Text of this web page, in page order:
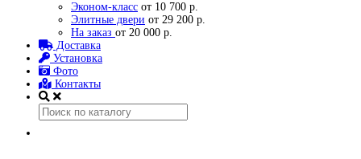
Эконом-класс от 10 700 р.
Элитные двери от 29 200 р.
На заказ от 20 000 р.
Доставка
Установка
Фото
Контакты